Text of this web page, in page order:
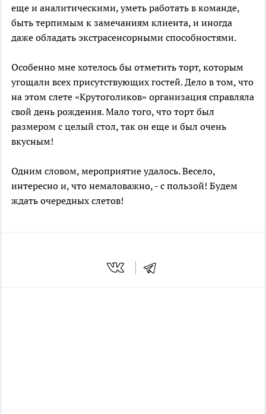
еще и аналитическими, уметь работать в команде,
быть терпимым к замечаниям клиента, и иногда
даже обладать экстрасенсорными способностями.
Особенно мне хотелось бы отметить торт, которым
угощали всех присутствующих гостей. Дело в том, что
на этом слете «Крутоголиков» организация справляла
свой день рождения. Мало того, что торт был
размером с целый стол, так он еще и был очень
вкусным!
Одним словом, мероприятие удалось. Весело,
интересно и, что немаловажно, - с пользой! Будем
ждать очередных слетов!